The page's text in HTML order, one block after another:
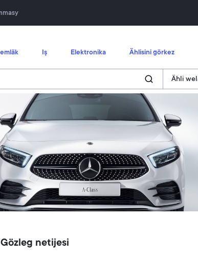
Iş Elektronika Ählisini görkez
Gözleg netijesi